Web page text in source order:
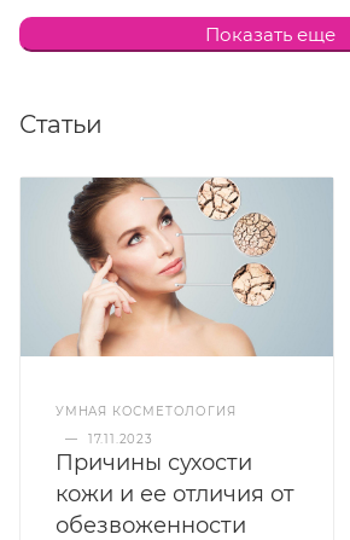
дополнительном уходе.
Isopropyl Myristate ,
Phenoxyethanol, Dimethicone,
(Jojoba) Seed Oil, Borago Officinalis
Bht, Benzophenone-3, Triethylene
Spinosa Kernel Oil, Citric Acid,
Показать еще
Статьи
УМНАЯ КОСМЕТОЛОГИЯ
—
17.11.2023
Причины сухости
кожи и ее отличия от
обезвоженности